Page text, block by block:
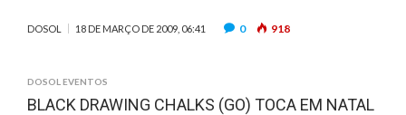
DOSOL 18 DE MARÇO DE 2009, 06:41 0 918
DOSOL EVENTOS
BLACK DRAWING CHALKS (GO) TOCA EM NATAL